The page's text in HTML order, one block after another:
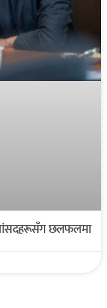
सांसदहरूसँग छलफलमा